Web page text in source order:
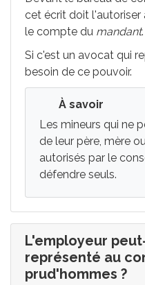
cet écrit doit l'autoriser
le compte du mandant.
Si c'est un avocat qui
besoin de ce pouvoir.
À savoir
Les mineurs qui ne
de leur père, mère
autorisés par le
défendre seuls.
L'employeur
représenté au
prud'hommes ?